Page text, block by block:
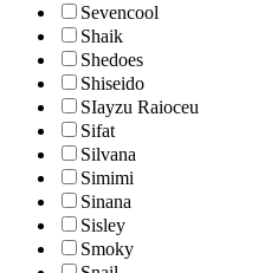
Sevencool
Shaik
Shedoes
Shiseido
SIayzu Raioceu
Sifat
Silvana
Simimi
Sinana
Sisley
Smoky